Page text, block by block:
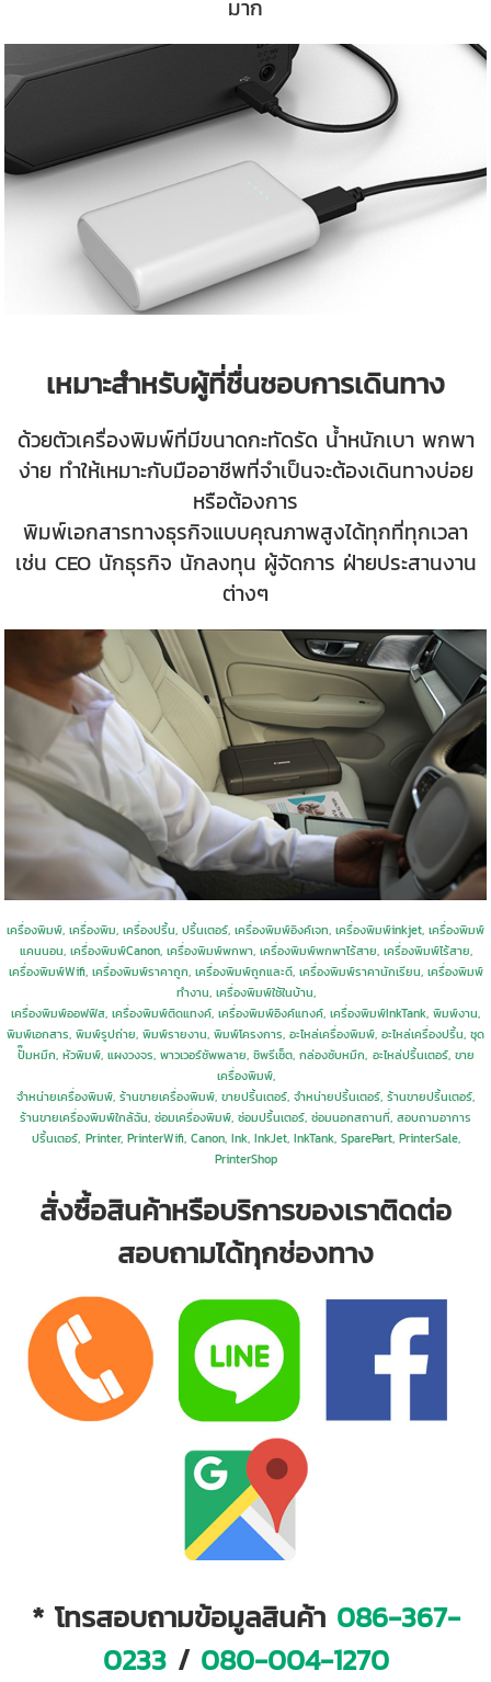
มาก
เหมาะสำหรับผู้ที่ชื่นชอบการเดินทาง
ด้วยตัวเครื่องพิมพ์ที่มีขนาดกะทัดรัด น้ำหนักเบา พกพา
ง่าย ทำให้เหมาะกับมืออาชีพที่จำเป็นจะต้องเดินทางบ่อย
หรือต้องการ
พิมพ์เอกสารทางธุรกิจแบบคุณภาพสูงได้ทุกที่ทุกเวลา
เช่น CEO นักธุรกิจ นักลงทุน ผู้จัดการ ฝ่ายประสานงาน
ต่างๆ
เครื่องพิมพ์, เครื่องพิม, เครื่องปริ้น, ปริ้นเตอร์, เครื่องพิมพ์อิงค์เจท, เครื่องพิมพ์inkjet, เครื่องพิมพ์
แคนนอน, เครื่องพิมพ์Canon, เครื่องพิมพ์พกพา, เครื่องพิมพ์พกพาไร้สาย, เครื่องพิมพ์ไร้สาย,
เครื่องพิมพ์Wifi, เครื่องพิมพ์ราคาถูก, เครื่องพิมพ์ถูกและดี, เครื่องพิมพ์ราคานักเรียน, เครื่องพิมพ์
ทำงาน, เครื่องพิมพ์ใช้ในบ้าน,
เครื่องพิมพ์ออฟฟิส, เครื่องพิมพ์ติดแทงค์, เครื่องพิมพ์อิงค์แทงค์, เครื่องพิมพ์InkTank, พิมพ์งาน,
พิมพ์เอกสาร, พิมพ์รูปถ่าย, พิมพ์รายงาน, พิมพ์โครงการ, อะไหล่เครื่องพิมพ์, อะไหล่เครื่องปริ้น, ชุด
ปั๊มหมึก, หัวพิมพ์, แผงวงจร, พาวเวอร์ซัพพลาย, ชิพรีเซ็ต, กล่องซับหมึก, อะไหล่ปริ้นเตอร์, ขาย
เครื่องพิมพ์,
จำหน่ายเครื่องพิมพ์, ร้านขายเครื่องพิมพ์, ขายปริ้นเตอร์, จำหน่ายปริ้นเตอร์, ร้านขายปริ้นเตอร์,
ร้านขายเครื่องพิมพ์ใกล้ฉัน, ซ่อมเครื่องพิมพ์, ซ่อมปริ้นเตอร์, ซ่อมนอกสถานที่, สอบถามอาการ
ปริ้นเตอร์, Printer, PrinterWifi, Canon, Ink, InkJet, InkTank, SparePart, PrinterSale,
PrinterShop
สั่งซื้อสินค้าหรือบริการของเราติดต่อ
สอบถามได้ทุกช่องทาง
* โทรสอบถามข้อมูลสินค้า 086-367-
0233/ 080-004-1270